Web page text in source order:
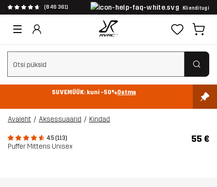
(846 361) Klienditugi
Tühjenda otsing
SUVEMÜÜK: kuni -50%Ostma
Avaleht Aksessuaarid Kindad
4.5 (113)
Puffer Mittens Unisex
55 €